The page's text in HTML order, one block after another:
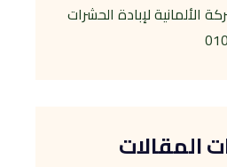
الألمانية لإبادة الحشرات
المقالات